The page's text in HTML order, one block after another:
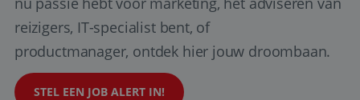
reizigers, IT-specialist bent, of
productmanager, ontdek hier jouw droombaan.
STEL EEN JOB ALERT IN!